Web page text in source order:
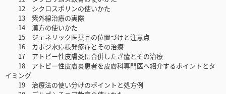
12 シクロスポリンの使いかた
13 紫外線治療の実際
14 漢方の使いかた
15 ジェネリック医薬品の位置づけと注意点
16 カポジ水痘様発疹症とその治療
17 アトピー性皮膚炎に合併したざ瘡とその治療
18 アトピー性皮膚炎患者を皮膚科専門医へ紹介するポイントとタ
イミング
19 治療法の使い分けのポイントと処方例